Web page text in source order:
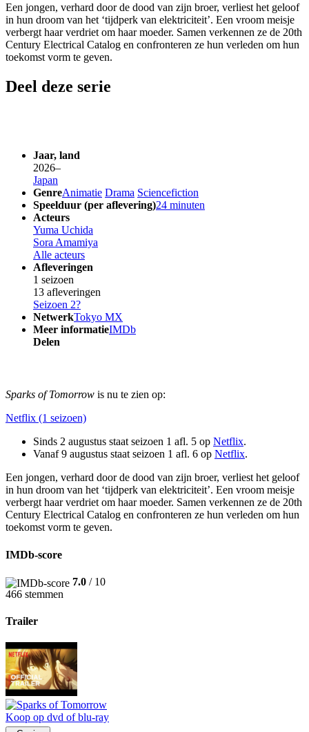
Een jongen, verhard door de dood van zijn broer, verliest het geloof
in hun droom van het ‘tijdperk van elektriciteit’. Een vroom meisje
verbergt haar verdriet om haar moeder. Samen verkennen ze de 20th
Century Electrical Catalog en confronteren ze hun verleden om hun
toekomst vorm te geven.
Deel deze serie
Jaar, land
2026–
Japan
GenreAnimatie Drama Sciencefiction
Speelduur (per aflevering)24 minuten
Acteurs
Yuma Uchida
Sora Amamiya
Alle acteurs
Afleveringen
1 seizoen
13 afleveringen
Seizoen 2?
NetwerkTokyo MX
Meer informatieIMDb
Delen
Sparks of Tomorrow is nu te zien op:
Netflix (1 seizoen)
Sinds 2 augustus staat seizoen 1 afl. 5 op Netflix.
Vanaf 9 augustus staat seizoen 1 afl. 6 op Netflix.
Een jongen, verhard door de dood van zijn broer, verliest het geloof
in hun droom van het ‘tijdperk van elektriciteit’. Een vroom meisje
verbergt haar verdriet om haar moeder. Samen verkennen ze de 20th
Century Electrical Catalog en confronteren ze hun verleden om hun
toekomst vorm te geven.
IMDb-score
7.0 / 10
466 stemmen
Trailer
Koop op dvd of blu-ray